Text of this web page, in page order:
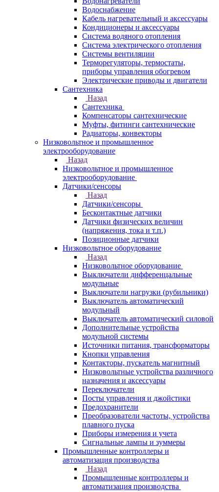
Водоснабжение
Кабель нагревательный и аксессуары
Кондиционеры и аксессуары
Система водяного отопления
Система электрического отопления
Системы вентиляции
Терморегуляторы, термостаты,
приборы управления обогревом
Электрические приводы и двигатели
Сантехника
Назад
Сантехника
Компенсаторы сантехнические
Муфты, фитинги сантехнические
Радиаторы, конвекторы
Низковольтное и промышленное
электрооборудование
Назад
Низковольтное и промышленное
электрооборудование
Датчики/сенсоры
Назад
Датчики/сенсоры
Бесконтактные датчики
Датчики физических величин
(напряжения, тока и т.п.)
Позиционные датчики
Низковольтное оборудование
Назад
Низковольтное оборудование
Выключатели дифференцальные
модульные
Выключатели нагрузки (рубильники)
Выключатель автоматический
модульный
Выключатель автоматический силовой
Дополнительные устройства
модульной системы
Источники питания, трансформаторы
Кнопки управления
Контакторы, пускатель магнитный
Низковольтные устройства различного
назначения и аксессуары
Переключатели
Посты управления и джойстики
Предохранители
Преобразователи частоты, устройства
плавного пуска
Приборы измерения и учета
Сигнальные лампы и зуммеры
Промышленные контроллеры и
автоматизация производства
Назад
Промышленные контроллеры и
автоматизация производства